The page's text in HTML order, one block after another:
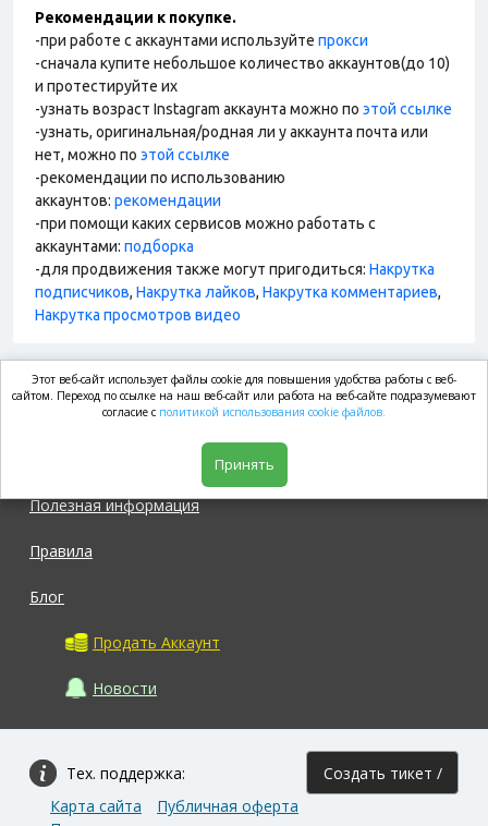
Рекомендации к покупке.
-при работе с аккаунтами используйте прокси
-сначала купите небольшое количество аккаунтов(до 10)
и протестируйте их
-узнать возраст Instagram аккаунта можно по этой ссылке
-узнать, оригинальная/родная ли у аккаунта почта или
нет, можно по этой ссылке
-рекомендации по использованию
аккаунтов: рекомендации
-при помощи каких сервисов можно работать с
аккаунтами: подборка
-для продвижения также могут пригодиться: Накрутка
подписчиков, Накрутка лайков, Накрутка комментариев,
Накрутка просмотров видео
market.com
Полезная информация
Правила
Блог
Продать Аккаунт
Новости
Тех. поддержка: Создать тикет /
Карта сайта
Публичная оферта
Этот веб-сайт использует файлы cookie для повышения удобства работы с веб-
сайтом. Переход по ссылке на наш веб-сайт или работа на веб-сайте подразумевают
согласие с политикой использования cookie файлов.
Принять